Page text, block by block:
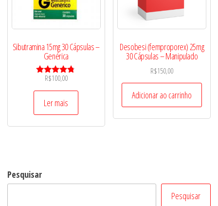
Sibutramina 15mg 30 Cápsulas –
Genérica
Avaliação
R$100,00
Ler mais
Desobesi (femproporex) 25mg
30 Cápsulas – Manipulado
R$150,00
Adicionar ao carrinho
Pesquisar
Pesquisar